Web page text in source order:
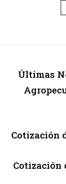
Últimas
Cotización
Cotización